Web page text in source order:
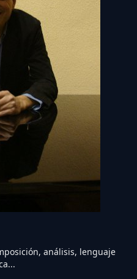
análisis, lenguaje